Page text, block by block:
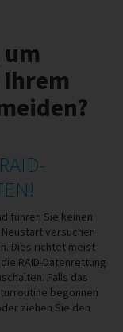
führen Sie keinen
versuchen
Dies richtet meist
RAID-Datenrettung
Falls das
begonnen
ziehen Sie den